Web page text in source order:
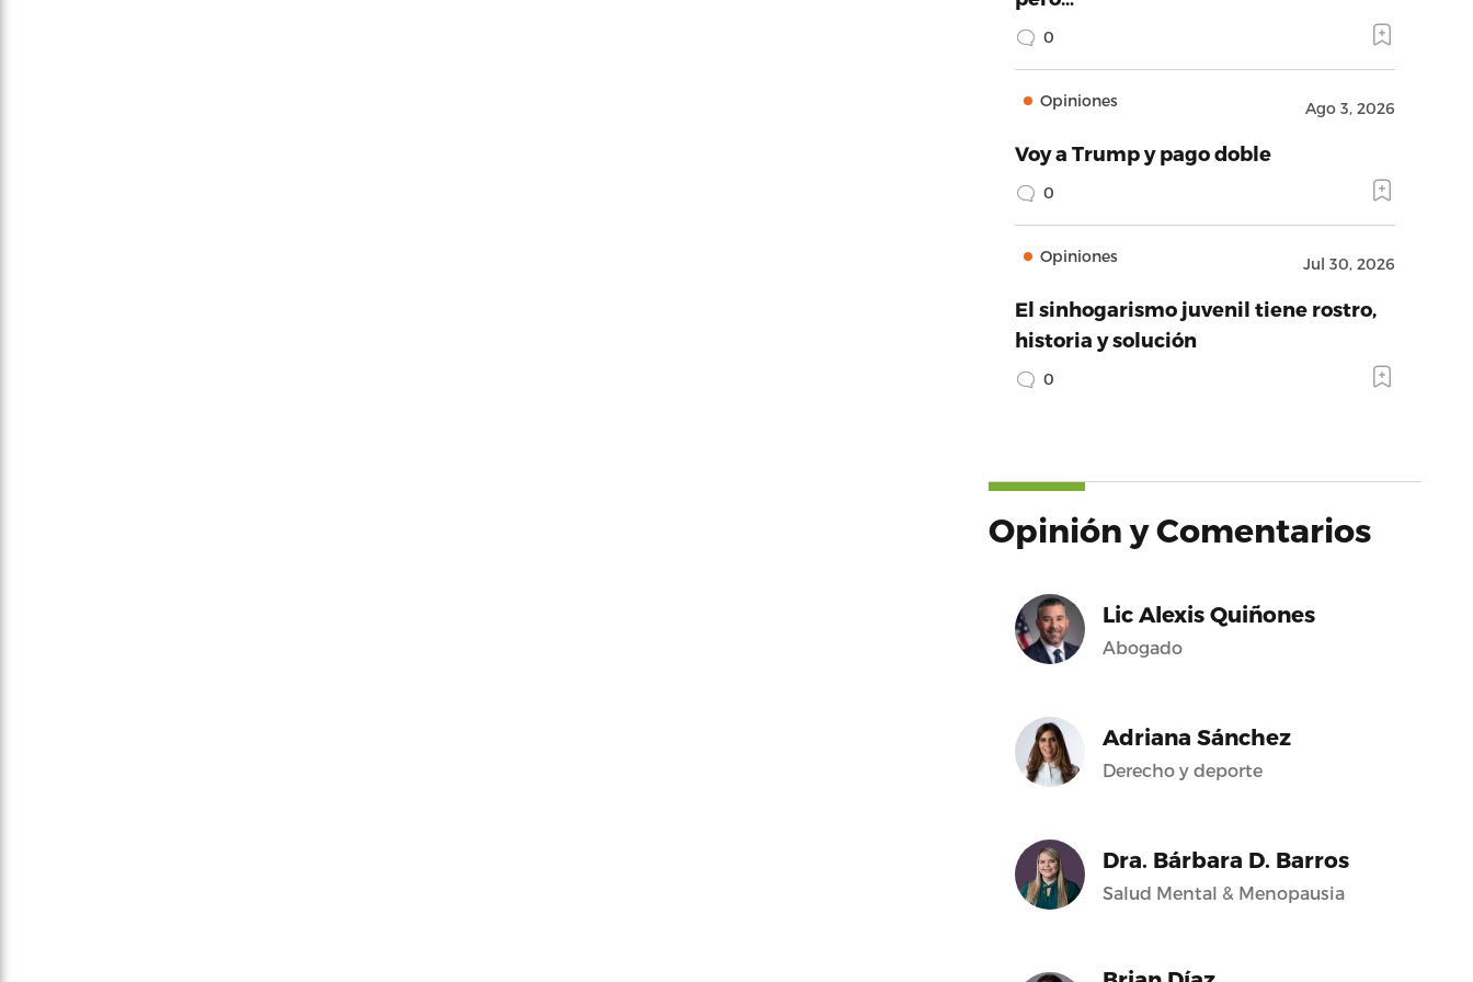
0
Opiniones Ago 3, 2026
Voy a Trump y pago doble
0
Opiniones Jul 30, 2026
El sinhogarismo juvenil tiene rostro,
historia y solución
0
Opinión y Comentarios
Lic Alexis Quiñones
Abogado
Adriana Sánchez
Derecho y deporte
Dra. Bárbara D. Barros
Salud Mental & Menopausia